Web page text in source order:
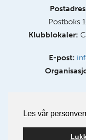
Les vår
Postboks
Klubblokaler:
E-post: